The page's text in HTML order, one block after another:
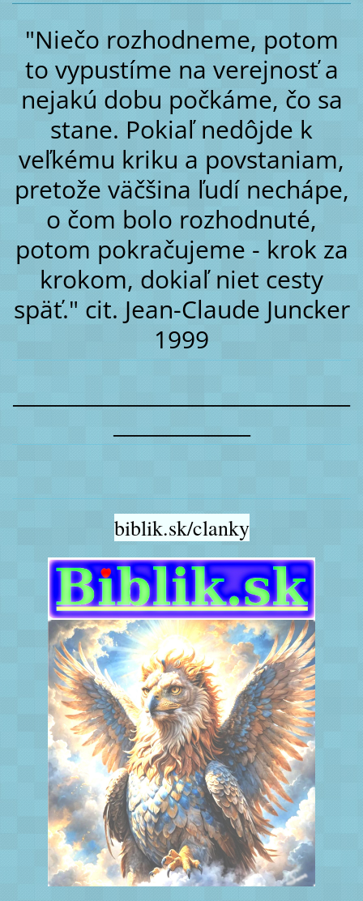
"Niečo rozhodneme, potom
to vypustíme na verejnosť a
nejakú dobu počkáme, čo sa
stane. Pokiaľ nedôjde k
veľkému kriku a povstaniam,
pretože väčšina ľudí nechápe,
o čom bolo rozhodnuté,
potom pokračujeme - krok za
krokom, dokiaľ niet cesty
späť." cit. Jean-Claude Juncker
1999
biblik.sk/clanky